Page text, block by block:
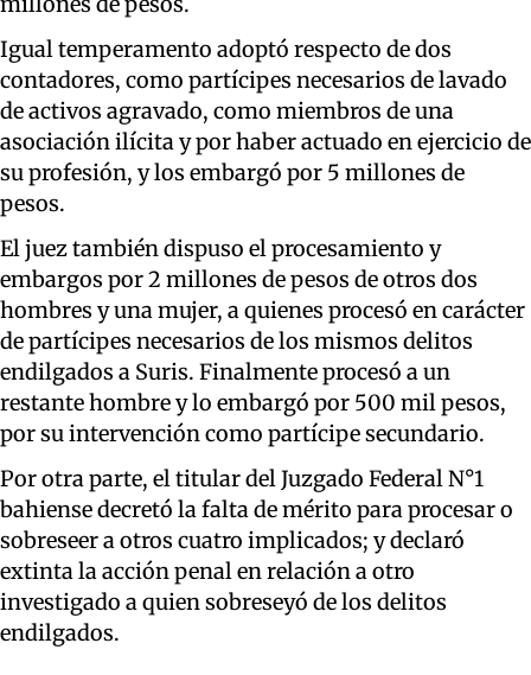
Igual temperamento adoptó respecto de dos
contadores, como partícipes necesarios de lavado
de activos agravado, como miembros de una
asociación ilícita y por haber actuado en ejercicio de
su profesión, y los embargó por 5 millones de
pesos.
El juez también dispuso el procesamiento y
embargos por 2 millones de pesos de otros dos
hombres y una mujer, a quienes procesó en carácter
de partícipes necesarios de los mismos delitos
endilgados a Suris. Finalmente procesó a un
restante hombre y lo embargó por 500 mil pesos,
por su intervención como partícipe secundario.
Por otra parte, el titular del Juzgado Federal N°1
bahiense decretó la falta de mérito para procesar o
sobreseer a otros cuatro implicados; y declaró
extinta la acción penal en relación a otro
investigado a quien sobreseyó de los delitos
endilgados.